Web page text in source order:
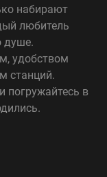
набирают
любитель
душе.
удобством
станций.
в